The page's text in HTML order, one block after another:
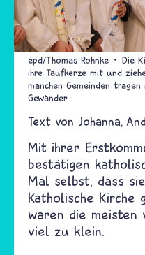
epd/Thomas Rohnke
Die
ihre Taufkerze mit und
manchen Gemeinden
Gewänder.
Text von Johanna
Mit ihrer
bestätigen
Mal selbst, dass
Katholische Kirche
waren die meisten
viel zu klein.